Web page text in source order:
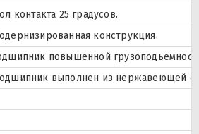
контакта 25 градусов.
конструкция.
повышенной
выполнен из нержавеющей